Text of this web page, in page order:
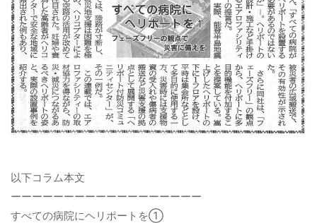
以下コラム本文
ーーーーーーーーーーーーーーーーーー
すべての病院にヘリポートを①